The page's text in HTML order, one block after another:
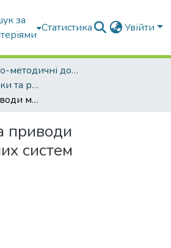
за
Статистика Увійти
Навчально-методичні документи
Методичні вказівки та рекомендації
Гідравліка та приводи механотронних систем
приводи
систем